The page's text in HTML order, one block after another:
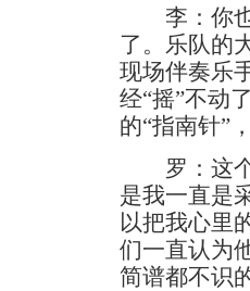
李：你也
了。乐队的
现场伴奏乐
经“摇”不动
的“指南针”
罗：这个
是我一直是
以把我心里
们一直认为
简谱都不识